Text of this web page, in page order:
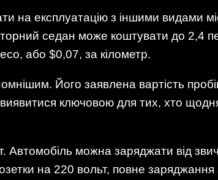
на експлуатацію з іншими видами
седан може коштувати до 2,4
або $0,07, за кілометр.
Його заявлена вартість
ключовою для тих, хто щодня
можна заряджати від
на 220 вольт, повне